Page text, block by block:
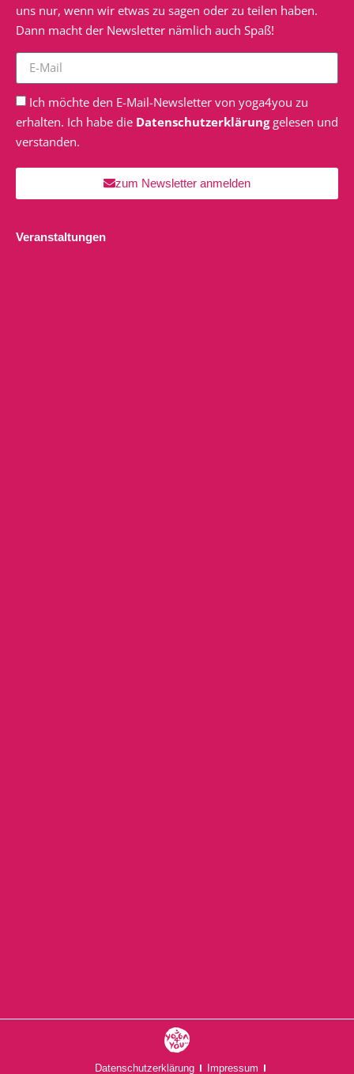
uns nur, wenn wir etwas zu sagen oder zu teilen haben.
Dann macht der Newsletter nämlich auch Spaß!
Ich möchte den E-Mail-Newsletter von yoga4you zu
erhalten. Ich habe die Datenschutzerklärunggelesen und
verstanden.
zum Newsletter anmelden
Veranstaltungen
Datenschutzerklärung Impressum